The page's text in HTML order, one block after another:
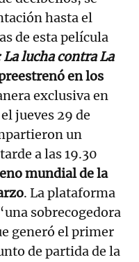
hasta el
de esta película
La lucha contra La
en los
exclusiva en
jueves 29 de
un
a las 19.30
mundial de la
. La plataforma
sobrecogedora
generó el primer
de partida de la